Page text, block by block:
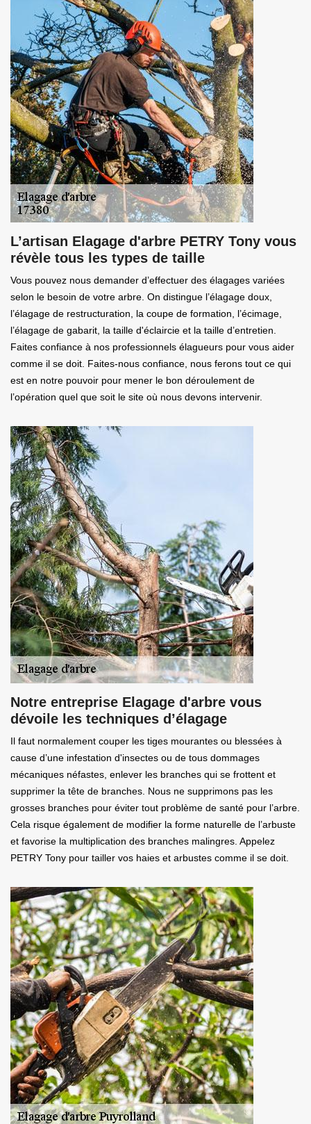
L’artisan Elagage d'arbre PETRY Tony vous
révèle tous les types de taille
Vous pouvez nous demander d’effectuer des élagages variées
selon le besoin de votre arbre. On distingue l’élagage doux,
l’élagage de restructuration, la coupe de formation, l’écimage,
l’élagage de gabarit, la taille d'éclaircie et la taille d’entretien.
Faites confiance à nos professionnels élagueurs pour vous aider
comme il se doit. Faites-nous confiance, nous ferons tout ce qui
est en notre pouvoir pour mener le bon déroulement de
l’opération quel que soit le site où nous devons intervenir.
Notre entreprise Elagage d'arbre vous
dévoile les techniques d’élagage
Il faut normalement couper les tiges mourantes ou blessées à
cause d’une infestation d'insectes ou de tous dommages
mécaniques néfastes, enlever les branches qui se frottent et
supprimer la tête de branches. Nous ne supprimons pas les
grosses branches pour éviter tout problème de santé pour l’arbre.
Cela risque également de modifier la forme naturelle de l’arbuste
et favorise la multiplication des branches malingres. Appelez
PETRY Tony pour tailler vos haies et arbustes comme il se doit.